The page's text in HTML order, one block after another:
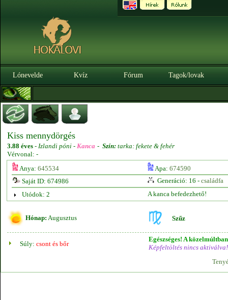
Lónevelde Kvíz Fórum Tagok/lovak
Kiss mennydörgés
3.88 éves - Izlandi póni - Kanca - Szín: tarka: fekete & fehér
Vérvonal: -
Anya: 645534 Apa: 674590
Saját ID: 674986
Generáció: 16 - családfa
Utódok: 2
A kanca befedezhető!
Hónap: Augusztus Szűz
Súly: csont és bőr
Egészséges! A
Képfeltöltés nincs aktiválva!